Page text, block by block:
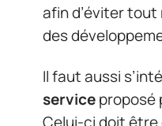
afin d’éviter tout
des
Il faut aussi
serviceproposé
Celui-ci doit être